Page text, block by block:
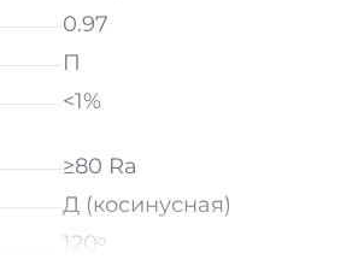
0.97
П
<1%
≥80 Ra
Д (косинусная)
120ᵒ